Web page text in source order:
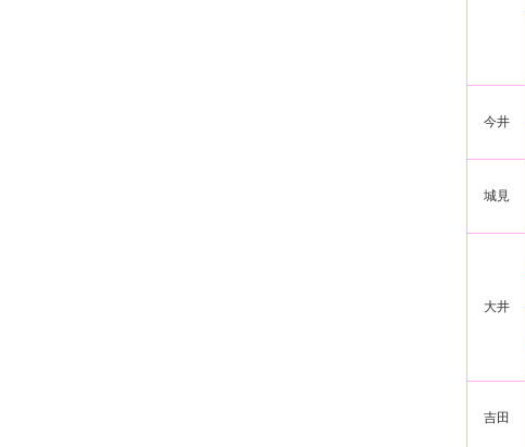
今井
城見
大井
吉田